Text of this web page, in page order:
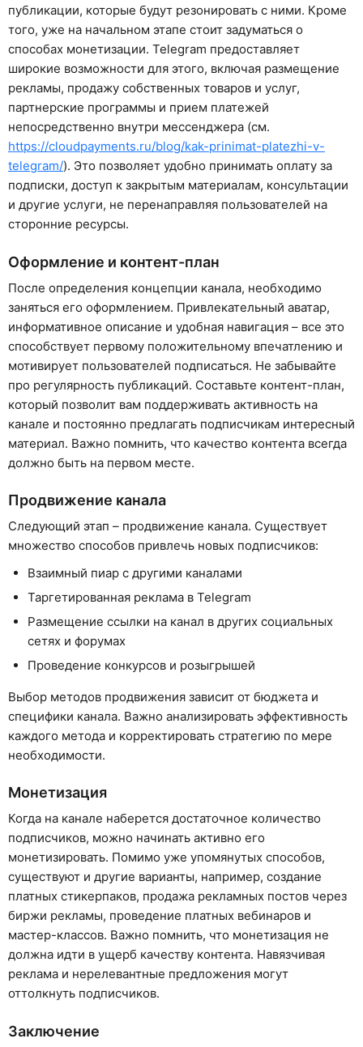
публикации, которые будут резонировать с ними. Кроме
того, уже на начальном этапе стоит задуматься о
способах монетизации. Telegram предоставляет
широкие возможности для этого, включая размещение
рекламы, продажу собственных товаров и услуг,
партнерские программы и прием платежей
непосредственно внутри мессенджера (см.
https://cloudpayments.ru/blog/kak-prinimat-platezhi-v-
telegram/). Это позволяет удобно принимать оплату за
подписки, доступ к закрытым материалам, консультации
и другие услуги, не перенаправляя пользователей на
сторонние ресурсы.
Оформление и контент-план
После определения концепции канала, необходимо
заняться его оформлением. Привлекательный аватар,
информативное описание и удобная навигация – все это
способствует первому положительному впечатлению и
мотивирует пользователей подписаться. Не забывайте
про регулярность публикаций. Составьте контент-план,
который позволит вам поддерживать активность на
канале и постоянно предлагать подписчикам интересный
материал. Важно помнить, что качество контента всегда
должно быть на первом месте.
Продвижение канала
Следующий этап – продвижение канала. Существует
множество способов привлечь новых подписчиков:
Взаимный пиар с другими каналами
Таргетированная реклама в Telegram
Размещение ссылки на канал в других социальных
сетях и форумах
Проведение конкурсов и розыгрышей
Выбор методов продвижения зависит от бюджета и
специфики канала. Важно анализировать эффективность
каждого метода и корректировать стратегию по мере
необходимости.
Монетизация
Когда на канале наберется достаточное количество
подписчиков, можно начинать активно его
монетизировать. Помимо уже упомянутых способов,
существуют и другие варианты, например, создание
платных стикерпаков, продажа рекламных постов через
биржи рекламы, проведение платных вебинаров и
мастер-классов. Важно помнить, что монетизация не
должна идти в ущерб качеству контента. Навязчивая
реклама и нерелевантные предложения могут
оттолкнуть подписчиков.
Заключение